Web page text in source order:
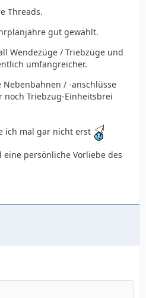
Threads.
gut gewählt.
Wendezüge / Triebzüge und
umfangreicher.
/ -anschlüsse
Triebzug-Einheitsbrei
ich mal gar nicht erst
persönliche Vorliebe des